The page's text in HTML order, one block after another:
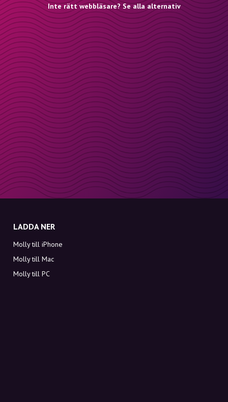
Inte rätt webbläsare? Se alla alternativ
LADDA NER
Molly till iPhone
Molly till Mac
Molly till PC